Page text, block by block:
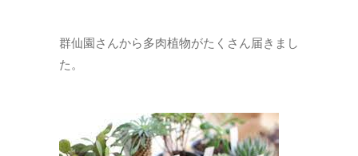
群仙園さんから多肉植物がたくさん届きまし
た。